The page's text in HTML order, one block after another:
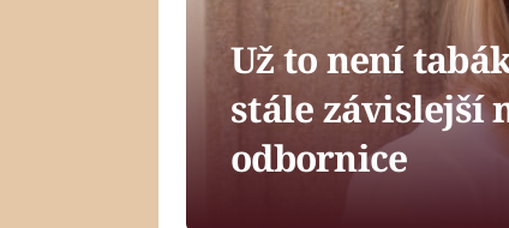
Už to není
stále závislejší
odbornice